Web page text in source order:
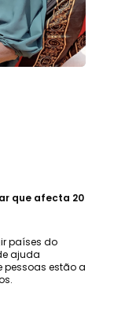
que afecta 20
países do
ajuda
estão a